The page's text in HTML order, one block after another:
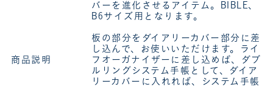
商品説明
バーを進化させるアイテム。BIBLE、
B6サイズ用となります。
板の部分をダイアリーカバー部分に差
し込んで、お使いいただけます。ライ
フオーガナイザーに差し込めば、ダブ
ルリングシステム手帳として、ダイア
リーカバーに入れれば、システム手帳